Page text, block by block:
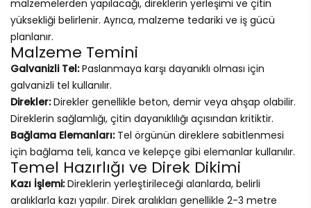
malzemelerden yapılacağı, direklerin yerleşimi ve çitin
yüksekliği belirlenir. Ayrıca, malzeme tedariki ve iş gücü
planlanır.
Malzeme Temini
Galvanizli Tel:Paslanmaya karşı dayanıklı olması için
galvanizli tel kullanılır.
Direkler:Direkler genellikle beton, demir veya ahşap olabilir.
Direklerin sağlamlığı, çitin dayanıklılığı açısından kritiktir.
Bağlama Elemanları:Tel örgünün direklere sabitlenmesi
için bağlama teli, kanca ve kelepçe gibi elemanlar kullanılır.
Temel Hazırlığı ve Direk Dikimi
Kazı İşlemi:Direklerin yerleştirileceği alanlarda, belirli
aralıklarla kazı yapılır. Direk aralıkları genellikle 2-3 metre